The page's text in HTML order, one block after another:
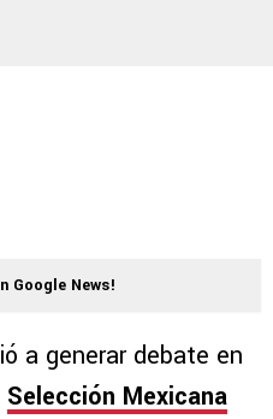
Google News!
a generar debate en
Selección Mexicana